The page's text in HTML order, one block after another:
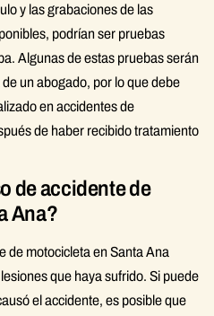
y las grabaciones de las
podrían ser pruebas
Algunas de estas pruebas serán
un abogado, por lo que debe
en accidentes de
de haber recibido tratamiento
de accidente de
Ana?
de motocicleta en Santa Ana
que haya sufrido. Si puede
el accidente, es posible que